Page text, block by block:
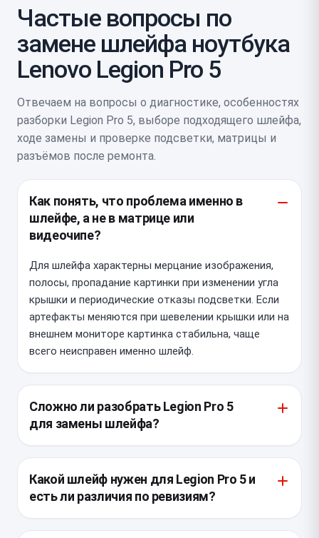
Частые вопросы по
замене шлейфа ноутбука
Lenovo Legion Pro 5
Отвечаем на вопросы о диагностике, особенностях
разборки Legion Pro 5, выборе подходящего шлейфа,
ходе замены и проверке подсветки, матрицы и
разъёмов после ремонта.
Как понять, что проблема именно в
шлейфе, а не в матрице или
видеочипе?
Для шлейфа характерны мерцание изображения,
полосы, пропадание картинки при изменении угла
крышки и периодические отказы подсветки. Если
артефакты меняются при шевелении крышки или на
внешнем мониторе картинка стабильна, чаще
всего неисправен именно шлейф.
Сложно ли разобрать Legion Pro 5
для замены шлейфа?
аккуратного снятия нижней крышки и частичного
демонтажа навесных элементов. При работе
важно не повредить фиксаторы, тонкие кабели
Какой шлейф нужен для Legion Pro 5 и
есть ли различия по ревизиям?